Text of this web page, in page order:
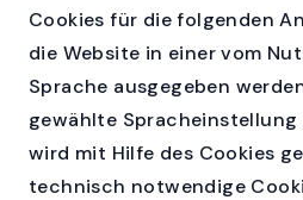
Cookies für die folgenden
die Website in einer vom
Sprache ausgegeben
gewählte Spracheinstellung
wird mit Hilfe des Cookies
technisch notwendige